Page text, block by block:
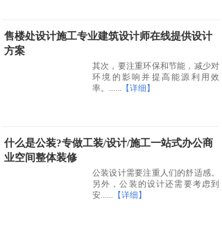
售楼处设计施工专业建筑设计师在线提供设计
方案
其次，要注重环保和节能，减少对
环境的影响并提高能源利用效
率。...... 【详细】
什么是公装?专做工装/设计/施工一站式办公商
业空间整体装修
公装设计需要注重人们的舒适感。
另外，公装的设计还需要考虑到
安...... 【详细】